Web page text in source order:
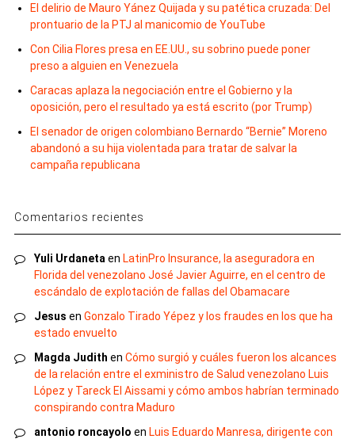
El delirio de Mauro Yánez Quijada y su patética cruzada: Del
prontuario de la PTJ al manicomio de YouTube
Con Cilia Flores presa en EE.UU., su sobrino puede poner
preso a alguien en Venezuela
Caracas aplaza la negociación entre el Gobierno y la
oposición, pero el resultado ya está escrito (por Trump)
El senador de origen colombiano Bernardo “Bernie” Moreno
abandonó a su hija violentada para tratar de salvar la
campaña republicana
Comentarios recientes
Yuli Urdaneta en LatinPro Insurance, la aseguradora en
Florida del venezolano José Javier Aguirre, en el centro de
escándalo de explotación de fallas del Obamacare
Jesus en Gonzalo Tirado Yépez y los fraudes en los que ha
estado envuelto
Magda Judith en Cómo surgió y cuáles fueron los alcances
de la relación entre el exministro de Salud venezolano Luis
López y Tareck El Aissami y cómo ambos habrían terminado
conspirando contra Maduro
antonio roncayolo en Luis Eduardo Manresa, dirigente con